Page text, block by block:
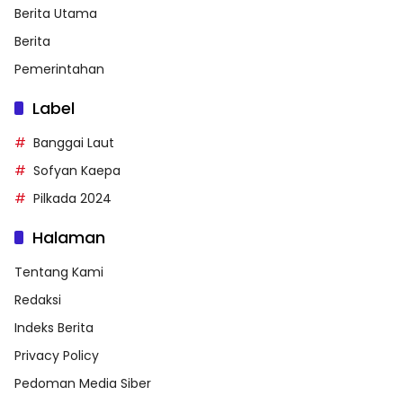
Berita Utama
Berita
Pemerintahan
Label
Banggai Laut
Sofyan Kaepa
Pilkada 2024
Halaman
Tentang Kami
Redaksi
Indeks Berita
Privacy Policy
Pedoman Media Siber